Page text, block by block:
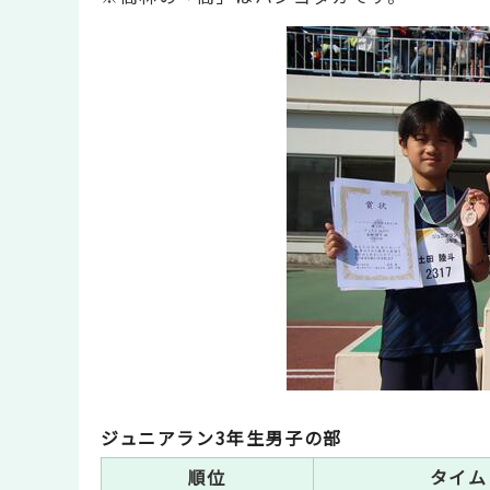
ジュニアラン3年生男子の部
順位
タイム